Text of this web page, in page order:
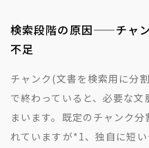
検索段階の原因——チャ
不足
チャンク(文書を検索用に分
で終わっていると、必要な
まいます。既定のチャンク
れていますが*1、独自に短